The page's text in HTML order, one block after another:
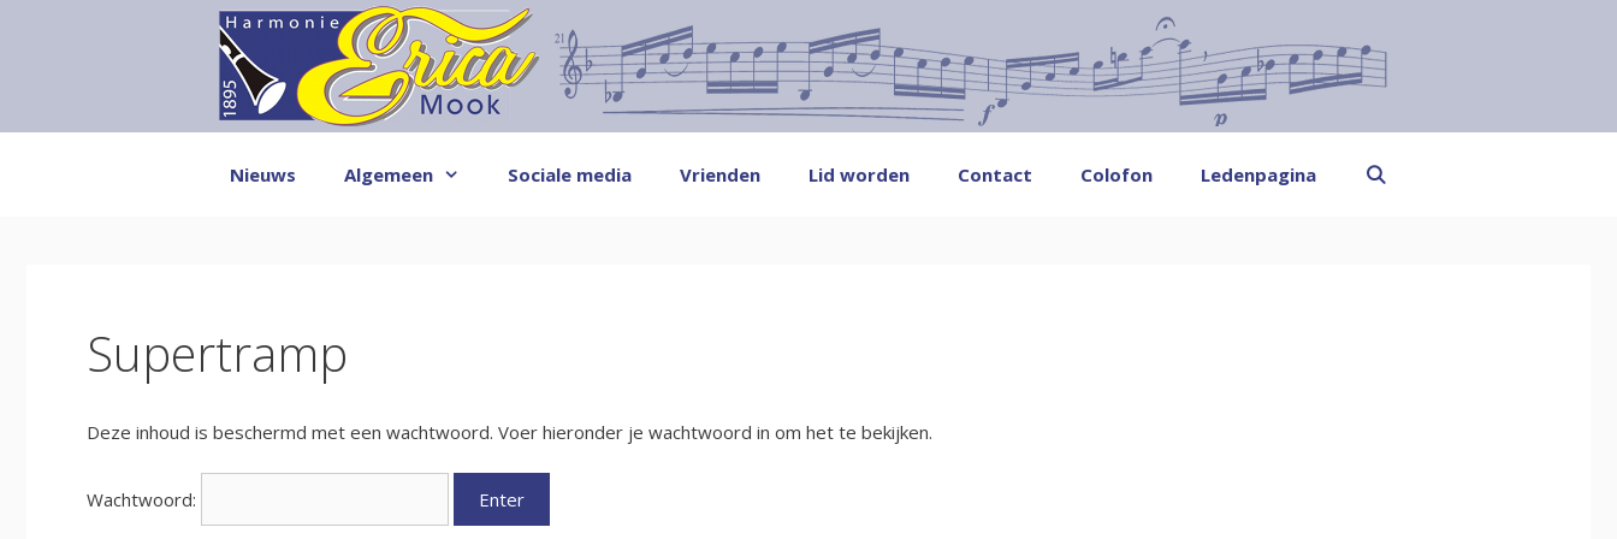
Nieuws Algemeen Sociale media Vrienden Lid worden Contact Colofon Ledenpagina
Supertramp
Deze inhoud is beschermd met een wachtwoord. Voer hieronder je wachtwoord in om het te bekijken.
Wachtwoord: